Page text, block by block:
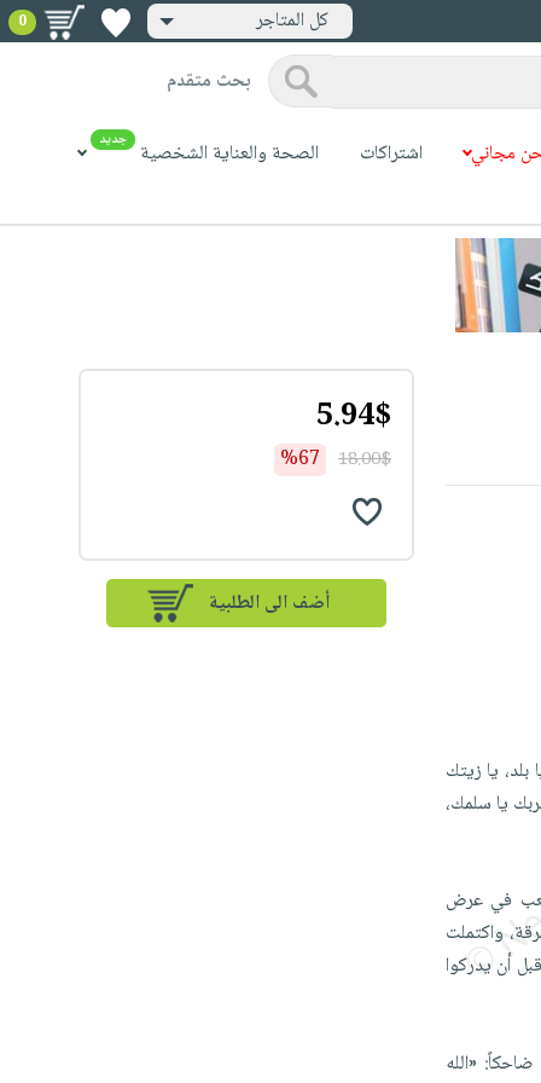
كل المتاجر 0
بحث متقدم
مجاني اشتراكات الصحة والعناية الشخصية جديد
يا زيتك
يا سلمك،
في عرض
واكتملت
أن يدركوا
«الله
5.94$
18.00$
%67
أضف الى الطلبية